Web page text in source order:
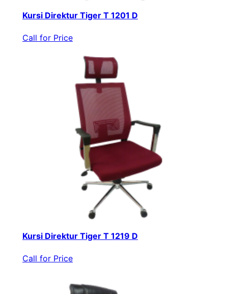
Kursi Direktur Tiger T 1201 D
Call for Price
Kursi Direktur Tiger T 1219 D
Call for Price